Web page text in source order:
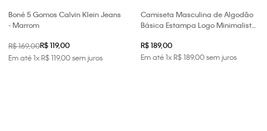
Boné 5 Gomos Calvin Klein Jeans
- Marrom
R$ 169,00R$ 119,00
Em até1xR$119,00sem juros
Camiseta Masculina de Algodão
Básica Estampa Logo Minimalista
R$ 189,00
Em até1xR$189,00sem juros